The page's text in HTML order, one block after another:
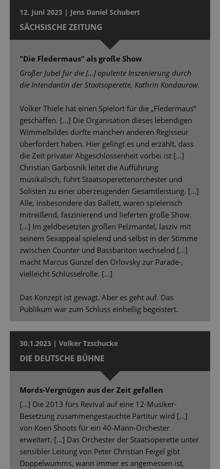
12. Juni 2023 | Jens Daniel Schubert
SÄCHSISCHE ZEITUNG
"Die Fledermaus" als große Show
Großer Jubel für die [...] opulente Inszenierung durch
die Intendantin der Staatsoperette, Kathrin Kondaurow.
Volker Thiele hat einen Spielort für die „Fledermaus“
geschaffen. [...] Die Organisation dieses lebendigen
Wimmelbildes dürfte manchen anderen Regisseur
überfordert haben. Hier gelingt es und erzählt, dass
die Zeit privater Abgeschlossenheit vorbei ist [...]
Christian Garbosnik leitet die Aufführung
musikalisch, führt Staatsoperettenorchester und
Solisten zu einer überzeugenden Gesamtleistung. [...]
Alle, insbesondere das Ballett, waren spielerisch
mitreißend, faszinierend und lieferten große Show.
[...] Im geldbesetzten großen Pelzmantel, lasziv mit
seinem Sexappeal spielend und selbst in der Stimme
zwischen Counter und Bassbariton wechselnd [...]
macht Marcus Günzel den Orlovsky zur Parade-,
vielleicht Schlüsselrolle. [...]
Das Konzept ist gewagt. Aber es geht auf. Das
Publikum war zum Schluss einhellig begeistert.
30.1.2023 | Volker Tzschucke
DIE DEUTSCHE BÜHNE
Mords-Vergnügen aus der Zeit gefallen
[…] Die 2013 fürs Revival auf eine 12-Musiker-
Besetzung zusammengestauchte Partitur wird […]
von Koen Shoots für ein 40-Mann-Orchester
erweitert. […] Das Orchester der Staatsoperette unter
sensibler Leitung von Peter Christian Feigel gibt
Doppelwumms, wann immer es angemessen ist,